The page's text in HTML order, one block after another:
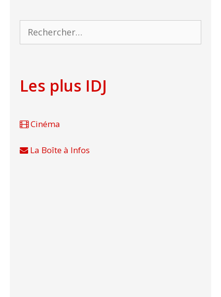
Rechercher :
Les plus IDJ
Cinéma
La Boîte à Infos